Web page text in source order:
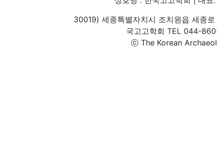
30019) 세종특별자치시 조치원읍 세종
국고고학회 TEL 044-
ⓒ The Korean